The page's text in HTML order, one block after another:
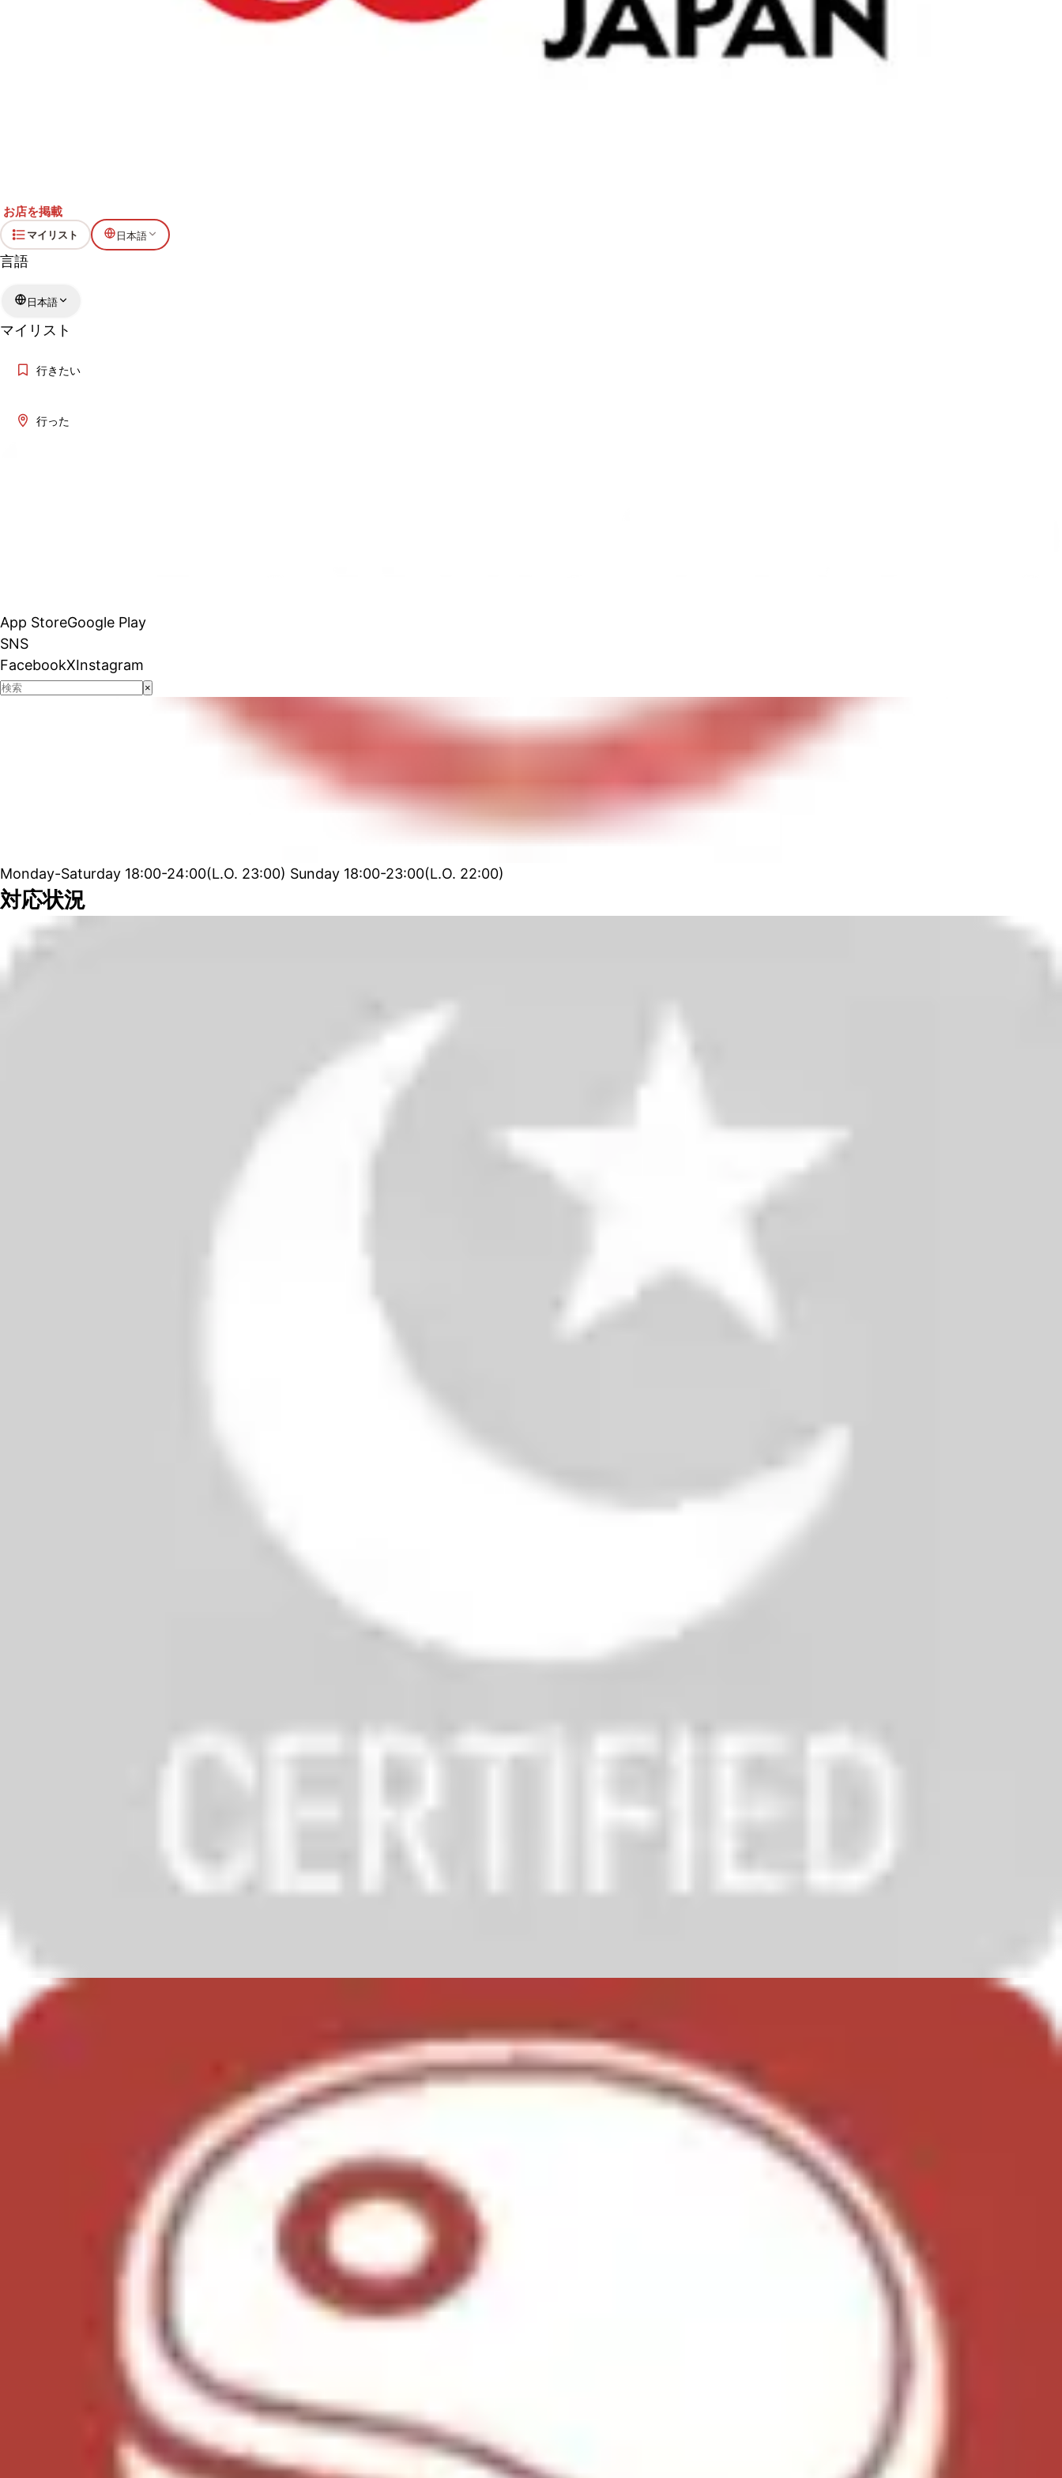
お店を掲載
マイリスト 日本語
言語
日本語
マイリスト
行きたい
行った
App StoreGoogle Play
SNS
FacebookXInstagram
×
Monday-Saturday 18:00-24:00(L.O. 23:00) Sunday 18:00-23:00(L.O. 22:00)
対応状況